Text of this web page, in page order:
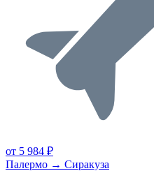
от 5 984 ₽
Палермо → Сиракуза